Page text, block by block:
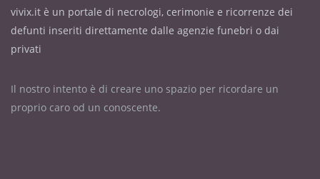
vivix.it è un portale di necrologi, cerimonie e ricorrenze dei
defunti inseriti direttamente dalle agenzie funebri o dai
privati
Il nostro intento è di creare uno spazio per ricordare un
proprio caro od un conoscente.